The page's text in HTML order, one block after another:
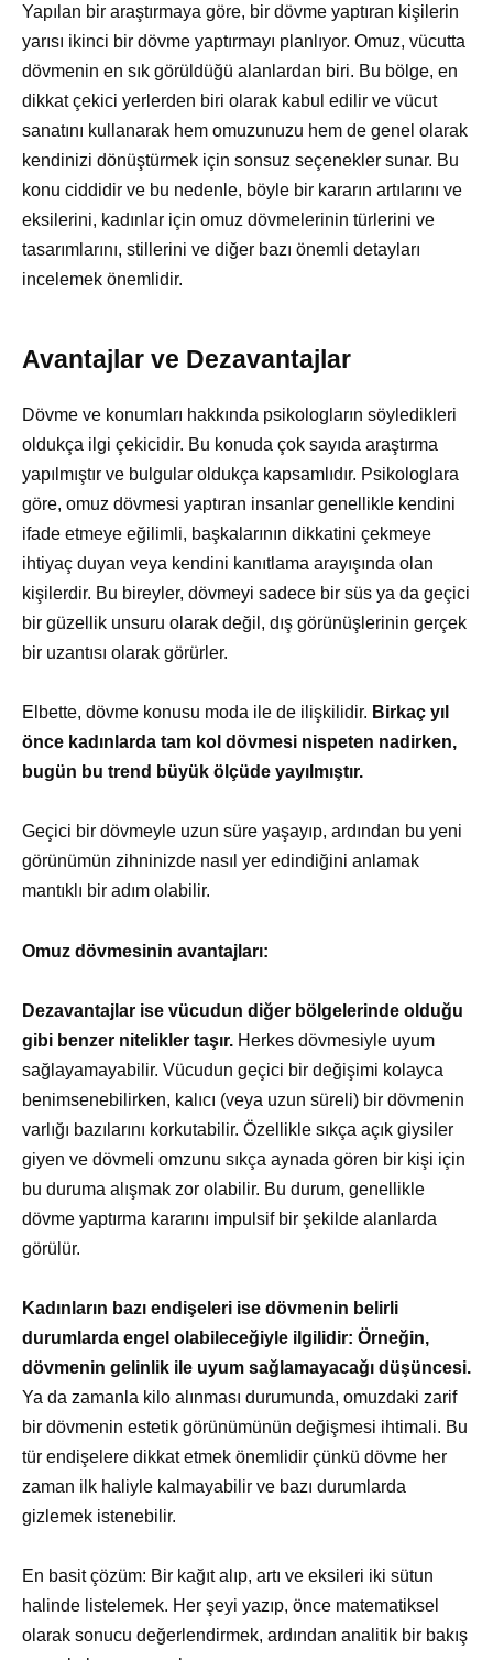
Yapılan bir araştırmaya göre, bir dövme yaptıran kişilerin
yarısı ikinci bir dövme yaptırmayı planlıyor. Omuz, vücutta
dövmenin en sık görüldüğü alanlardan biri. Bu bölge, en
dikkat çekici yerlerden biri olarak kabul edilir ve vücut
sanatını kullanarak hem omuzunuzu hem de genel olarak
kendinizi dönüştürmek için sonsuz seçenekler sunar. Bu
konu ciddidir ve bu nedenle, böyle bir kararın artılarını ve
eksilerini, kadınlar için omuz dövmelerinin türlerini ve
tasarımlarını, stillerini ve diğer bazı önemli detayları
incelemek önemlidir.
Avantajlar ve Dezavantajlar
Dövme ve konumları hakkında psikologların söyledikleri
oldukça ilgi çekicidir. Bu konuda çok sayıda araştırma
yapılmıştır ve bulgular oldukça kapsamlıdır. Psikologlara
göre, omuz dövmesi yaptıran insanlar genellikle kendini
ifade etmeye eğilimli, başkalarının dikkatini çekmeye
ihtiyaç duyan veya kendini kanıtlama arayışında olan
kişilerdir. Bu bireyler, dövmeyi sadece bir süs ya da geçici
bir güzellik unsuru olarak değil, dış görünüşlerinin gerçek
bir uzantısı olarak görürler.
Elbette, dövme konusu moda ile de ilişkilidir. Birkaç yıl
önce kadınlarda tam kol dövmesi nispeten nadirken,
bugün bu trend büyük ölçüde yayılmıştır.
Geçici bir dövmeyle uzun süre yaşayıp, ardından bu yeni
görünümün zihninizde nasıl yer edindiğini anlamak
mantıklı bir adım olabilir.
Omuz dövmesinin avantajları:
Dezavantajlar ise vücudun diğer bölgelerinde olduğu
gibi benzer nitelikler taşır. Herkes dövmesiyle uyum
sağlayamayabilir. Vücudun geçici bir değişimi kolayca
benimsenebilirken, kalıcı (veya uzun süreli) bir dövmenin
varlığı bazılarını korkutabilir. Özellikle sıkça açık giysiler
giyen ve dövmeli omzunu sıkça aynada gören bir kişi için
bu duruma alışmak zor olabilir. Bu durum, genellikle
dövme yaptırma kararını impulsif bir şekilde alanlarda
görülür.
Kadınların bazı endişeleri ise dövmenin belirli
durumlarda engel olabileceğiyle ilgilidir: Örneğin,
dövmenin gelinlik ile uyum sağlamayacağı düşüncesi.
Ya da zamanla kilo alınması durumunda, omuzdaki zarif
bir dövmenin estetik görünümünün değişmesi ihtimali. Bu
tür endişelere dikkat etmek önemlidir çünkü dövme her
zaman ilk haliyle kalmayabilir ve bazı durumlarda
gizlemek istenebilir.
En basit çözüm: Bir kağıt alıp, artı ve eksileri iki sütun
halinde listelemek. Her şeyi yazıp, önce matematiksel
olarak sonucu değerlendirmek, ardından analitik bir bakış